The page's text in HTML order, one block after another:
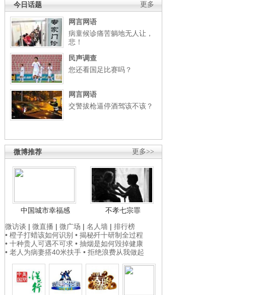
更多
今日话题
网言网语
病童候诊痛苦躺地无人让，
悲！
民声调查
您还看国足比赛吗？
网言网语
交警拔枪逼停酒驾该不该？
更多>>
微博推荐
中国城市幸福感
不孝七宗罪
微访谈 | 微直播 | 微广场 | 名人墙 | 排行榜
• 橙子打蜡该如何识别 • 揭秘歼十研制全过程
• 十种贵人可遇不可求 • 抽烟是如何毁掉健康
• 老人为病妻搭40米扶手 • 拒绝浪费从我做起